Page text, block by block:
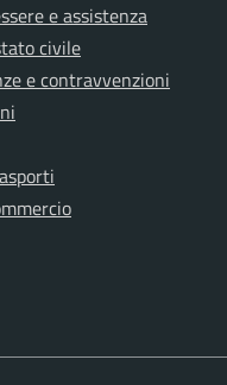
e assistenza
civile
e contravvenzioni